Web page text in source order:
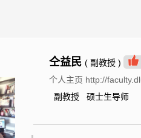
仝益民 ( 副教授 )
个人主页 http://
副教授 硕士生导师